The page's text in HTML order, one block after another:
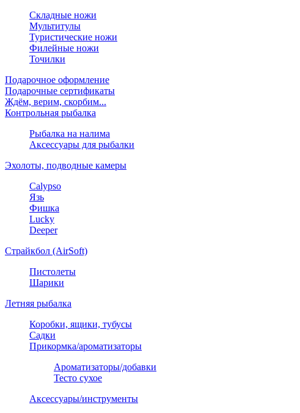
Складные ножи
Мультитулы
Туристические ножи
Филейные ножи
Точилки
Подарочное оформление
Подарочные сертификаты
Ждём, верим, скорбим...
Контрольная рыбалка
Рыбалка на налима
Аксессуары для рыбалки
Эхолоты, подводные камеры
Calypso
Язь
Фишка
Lucky
Deeper
Страйкбол (AirSoft)
Пистолеты
Шарики
Летняя рыбалка
Коробки, ящики, тубусы
Садки
Прикормка/ароматизаторы
Ароматизаторы/добавки
Тесто сухое
Аксессуары/инструменты